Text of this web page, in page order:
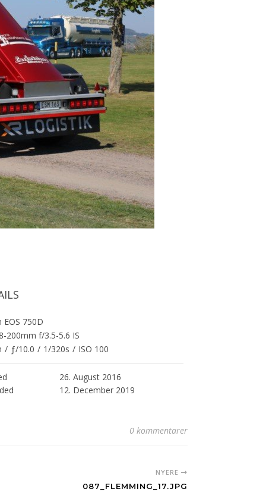
EOS 750D
200mm f/3.5-5.6 IS
/ ƒ/10.0 / 1/320s / ISO 100
26. August 2016
12. December 2019
0 kommentarer
NYERE
087_FLEMMING_17.JPG